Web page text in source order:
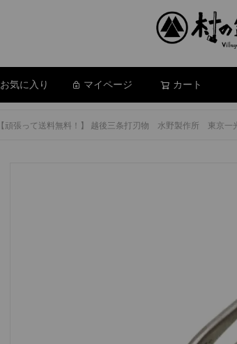
お気に入り マイページ カート
【頑張って送料無料！】 越後三条打刃物 水野製作所 東京